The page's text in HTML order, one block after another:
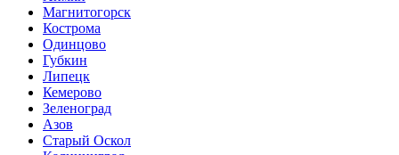
Магнитогорск
Кострома
Одинцово
Губкин
Липецк
Кемерово
Зеленоград
Азов
Старый Оскол